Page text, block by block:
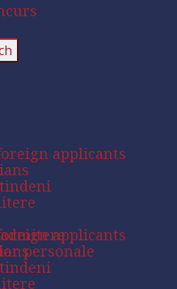
applicants
personale
applicants